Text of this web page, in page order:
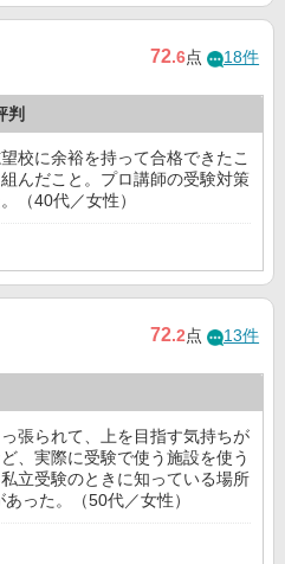
72.6点 18件
判
校に余裕を持って合格できたこ
んだこと。プロ講師の受験対策
（40代／女性）
72.2点 13件
張られて、上を目指す気持ちが
、実際に受験で使う施設を使う
立受験のときに知っている場所
った。（50代／女性）